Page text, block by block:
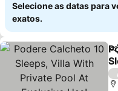
Selecione as datas para
exatos.